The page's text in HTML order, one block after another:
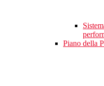
Piano della